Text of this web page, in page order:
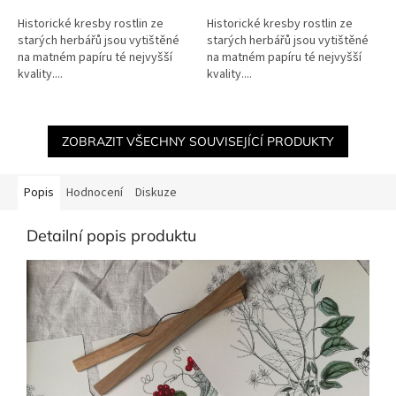
Historické kresby rostlin ze
starých herbářů jsou vytištěné
na matném papíru té nejvyšší
kvality....
Historické kresby rostlin ze
starých herbářů jsou vytištěné
na matném papíru té nejvyšší
kvality....
ZOBRAZIT VŠECHNY SOUVISEJÍCÍ PRODUKTY
Popis Hodnocení Diskuze
Detailní popis produktu